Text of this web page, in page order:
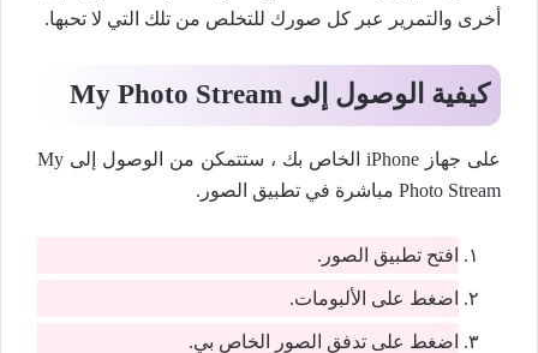
أخرى والتمرير عبر كل صورك للتخلص من تلك التي لا تحبها.
كيفية الوصول إلى My Photo Stream
على جهاز iPhone الخاص بك ، ستتمكن من الوصول إلى My
Photo Stream مباشرة في تطبيق الصور.
افتح تطبيق الصور.
اضغط على الألبومات.
اضغط على تدفق الصور الخاص بي.